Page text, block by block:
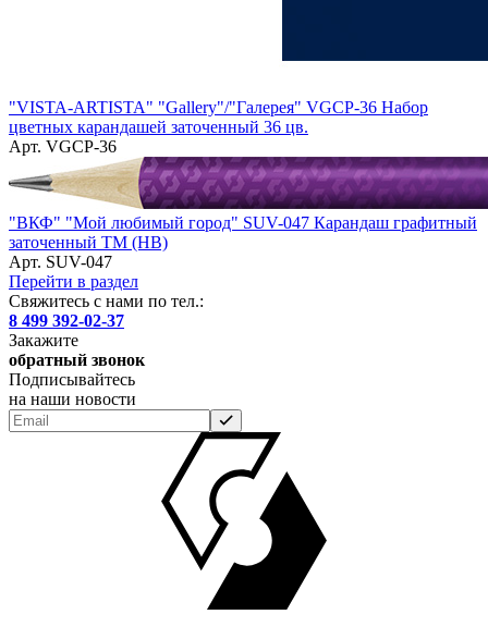
"VISTA-ARTISTA" "Gallery"/"Галерея" VGCP-36 Набор
цветных карандашей заточенный 36 цв.
Арт. VGCP-36
"ВКФ" "Мой любимый город" SUV-047 Карандаш графитный
заточенный ТМ (HB)
Арт. SUV-047
Перейти в раздел
Свяжитесь с нами по тел.:
8 499 392-02-37
Закажите
обратный звонок
Подписывайтесь
на наши новости